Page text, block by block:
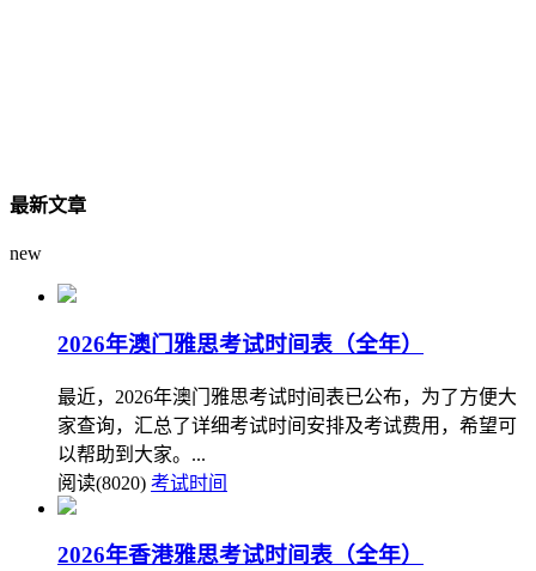
最新文章
new
2026年澳门雅思考试时间表（全年）
最近，2026年澳门雅思考试时间表已公布，为了方便大
家查询，汇总了详细考试时间安排及考试费用，希望可
以帮助到大家。...
阅读(8020) 考试时间
2026年香港雅思考试时间表（全年）